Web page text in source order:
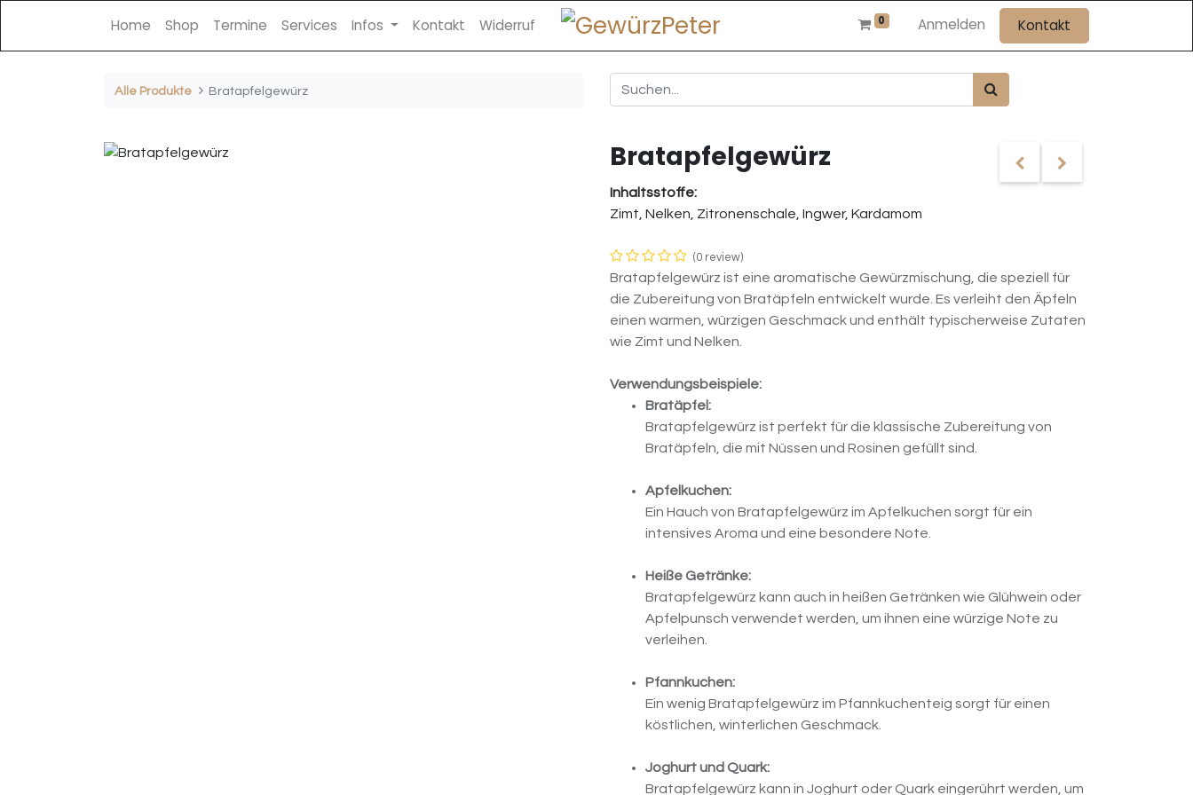
0 Anmelden Kontakt
Home Shop Termine Services Infos Kontakt Widerruf
Alle Produkte Bratapfelgewürz
Bratapfelgewürz
Inhaltsstoffe:
Zimt, Nelken, Zitronenschale, Ingwer, Kardamom
(0 review)
Bratapfelgewürz ist eine aromatische Gewürzmischung, die speziell für
die Zubereitung von Bratäpfeln entwickelt wurde. Es verleiht den Äpfeln
einen warmen, würzigen Geschmack und enthält typischerweise Zutaten
wie Zimt und Nelken.
Verwendungsbeispiele:
Bratäpfel:
Bratapfelgewürz ist perfekt für die klassische Zubereitung von
Bratäpfeln, die mit Nüssen und Rosinen gefüllt sind.
Apfelkuchen:
Ein Hauch von Bratapfelgewürz im Apfelkuchen sorgt für ein
intensives Aroma und eine besondere Note.
Heiße Getränke:
Bratapfelgewürz kann auch in heißen Getränken wie Glühwein oder
Apfelpunsch verwendet werden, um ihnen eine würzige Note zu
verleihen.
Pfannkuchen:
Ein wenig Bratapfelgewürz im Pfannkuchenteig sorgt für einen
köstlichen, winterlichen Geschmack.
Joghurt und Quark:
Bratapfelgewürz kann in Joghurt oder Quark eingerührt werden, um